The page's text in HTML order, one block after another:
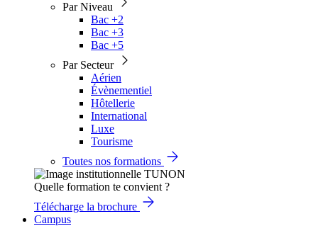
Par Niveau
Bac +2
Bac +3
Bac +5
Par Secteur
Aérien
Évènementiel
Hôtellerie
International
Luxe
Tourisme
Toutes nos formations
Quelle formation te convient ?
Télécharge la brochure
Campus